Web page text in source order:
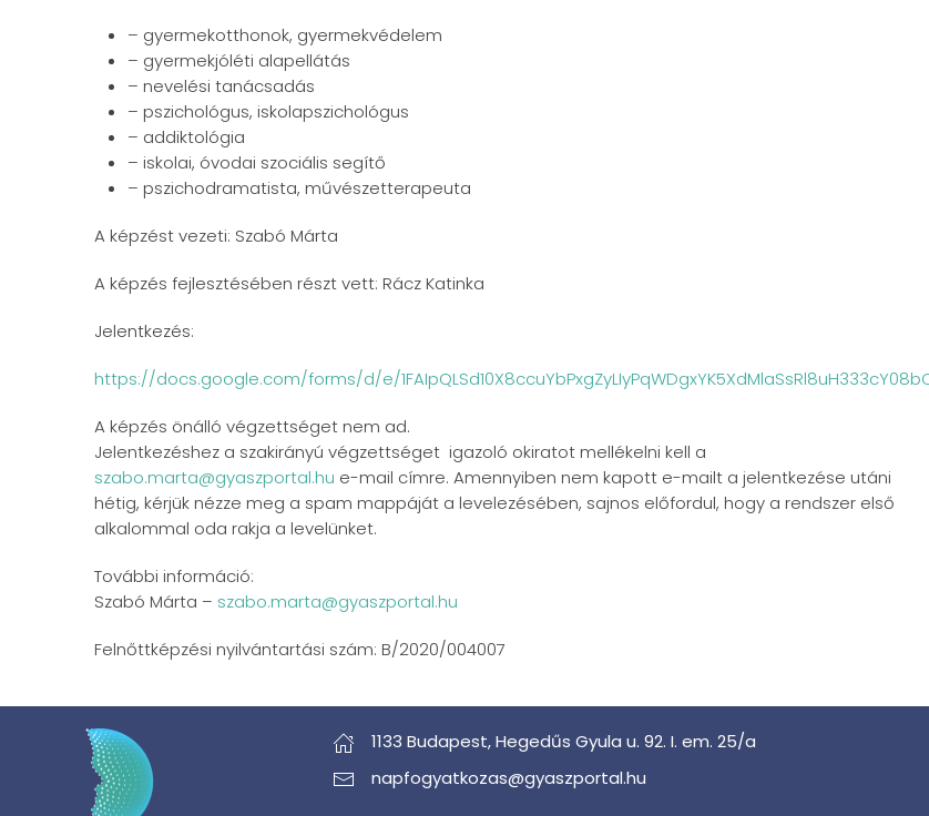
– gyermekotthonok, gyermekvédelem
– gyermekjóléti alapellátás
– nevelési tanácsadás
– pszichológus, iskolapszichológus
– addiktológia
– iskolai, óvodai szociális segítő
– pszichodramatista, művészetterapeuta
A képzést vezeti: Szabó Márta
A képzés fejlesztésében részt vett: Rácz Katinka
Jelentkezés:
https://docs.google.com/forms/d/e/
A képzés önálló végzettséget nem ad.
Jelentkezéshez a szakirányú végzettséget igazoló okiratot mellékelni kell a
szabo.marta@gyaszportal.hu e-mail címre. Amennyiben nem kapott e-mailt a jelentkezése utáni
hétig, kérjük nézze meg a spam mappáját a levelezésében, sajnos előfordul, hogy a rendszer első
alkalommal oda rakja a levelünket.
További információ:
Szabó Márta – szabo.marta@gyaszportal.hu
Felnőttképzési nyilvántartási szám: B/2020/004007
1133 Budapest,Hegedűs Gyula u. 92. I. em. 25/a
napfogyatkozas@gyaszportal.hu